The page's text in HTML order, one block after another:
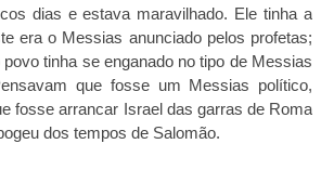
dias e estava maravilhado. Ele tinha a
era o Messias anunciado pelos profetas;
tinha se enganado no tipo de Messias
que fosse um Messias político,
fosse arrancar Israel das garras de Roma
dos tempos de Salomão.